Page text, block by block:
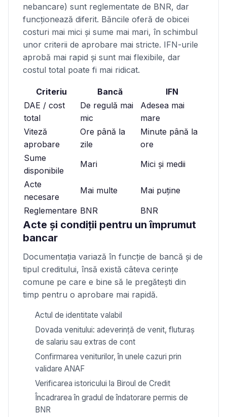
nebancare) sunt reglementate de BNR, dar
funcţionează diferit. Băncile oferă de obicei
costuri mai mici și sume mai mari, în schimbul
unor criterii de aprobare mai stricte. IFN-urile
aprobă mai rapid și sunt mai flexibile, dar
costul total poate fi mai ridicat.
Criteriu Bancă
IFN
DAE / cost
total
De regulă mai
mic
Adesea mai
mare
Viteză
aprobare
Ore până la
zile
Minute până la
ore
Sume
disponibile
Mari
Mici și medii
Acte
necesare
Mai multe
Mai puţine
Reglementare BNR BNR
Acte și condiţii pentru un împrumut
bancar
Documentaţia variază în funcţie de bancă și de
tipul creditului, însă există câteva cerinţe
comune pe care e bine să le pregăteşti din
timp pentru o aprobare mai rapidă.
Actul de identitate valabil
Dovada venitului: adeverinţă de venit, fluturaş
de salariu sau extras de cont
Confirmarea veniturilor, în unele cazuri prin
validare ANAF
Verificarea istoricului la Biroul de Credit
Încadrarea în gradul de îndatorare permis de
BNR